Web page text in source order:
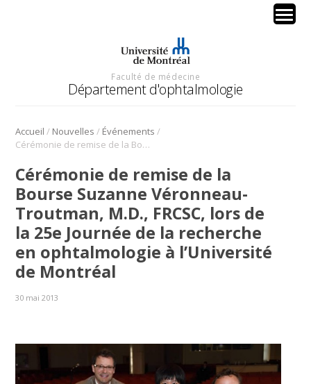
Faculté de médecine
Département d'ophtalmologie
Accueil / Nouvelles / Événements /
Cérémonie de remise de la Bourse Suzanne Véronneau-Troutman, M.D., FRCSC, lors de la 25e Journée de la recherche en ophtalmologie à l’Université de Montréal
Cérémonie de remise de la
Bourse Suzanne Véronneau-
Troutman, M.D., FRCSC, lors de
la 25e Journée de la recherche
en ophtalmologie à l’Université
de Montréal
30 mai 2013